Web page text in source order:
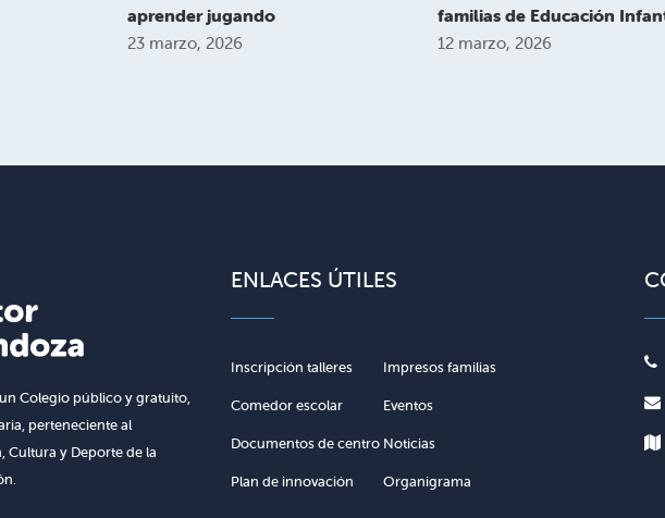
aprender jugando
23 marzo, 2026
familias de Educación
12 marzo, 2026
un Colegio público y gratuito,
perteneciente al
Cultura y Deporte de la
ENLACES ÚTILES
Inscripción talleres Impresos familias
Comedor escolar Eventos
Documentos de centro Noticias
Plan de innovación Organigrama